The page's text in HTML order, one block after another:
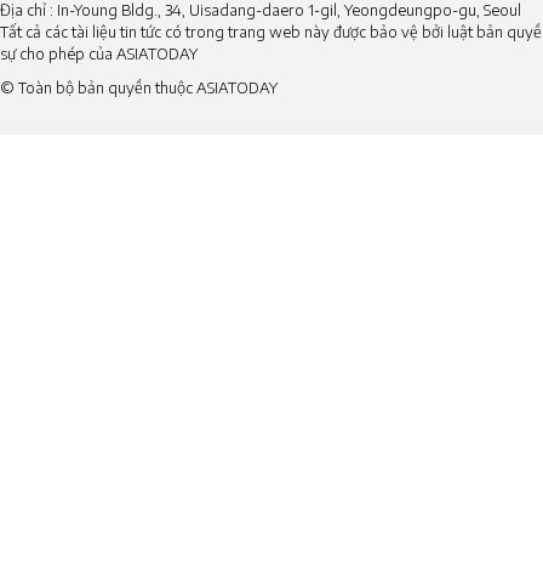
Địa chỉ : In-Young Bldg., 34, Uisadang-daero 1-gil, Yeongdeungpo-gu, Seoul
Tất cả các tài liệu tin tức có trong trang web này được bảo vệ bởi luật bản
sự cho phép của ASIATODAY
© Toàn bộ bản quyền thuộc ASIATODAY